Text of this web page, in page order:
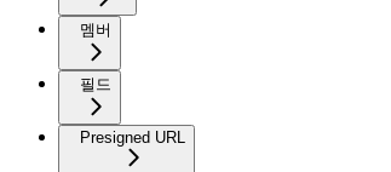
멤버
필드
Presigned URL